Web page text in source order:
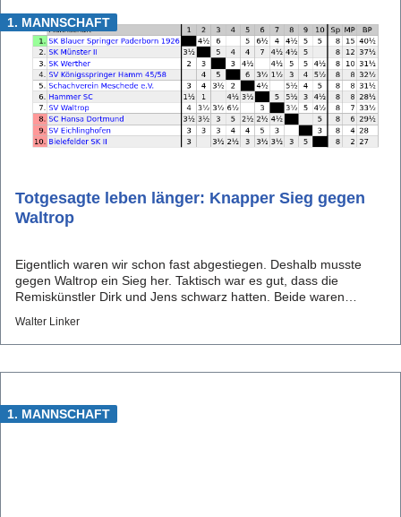
1. MANNSCHAFT
Totgesagte leben länger: Knapper Sieg gegen
Waltrop
Eigentlich waren wir schon fast abgestiegen. Deshalb musste
gegen Waltrop ein Sieg her. Taktisch war es gut, dass die
Remiskünstler Dirk und Jens schwarz hatten. Beide waren
Walter Linker
1. MANNSCHAFT